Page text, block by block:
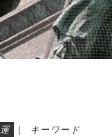
| キーワード